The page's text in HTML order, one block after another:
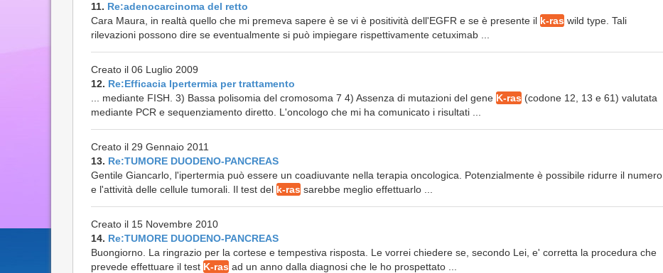
11. Re:adenocarcinoma del retto
Cara Maura, in realtà quello che mi premeva sapere è se vi è positività dell'EGFR e se è presente il k-ras wild type. Tali
rilevazioni possono dire se eventualmente si può impiegare rispettivamente cetuximab ...
Creato il 06 Luglio 2009
12. Re:Efficacia Ipertermia per trattamento
... mediante FISH. 3) Bassa polisomia del cromosoma 7 4) Assenza di mutazioni del gene K-ras (codone 12, 13 e 61) valutata
mediante PCR e sequenziamento diretto. L'oncologo che mi ha comunicato i risultati ...
Creato il 29 Gennaio 2011
13. Re:TUMORE DUODENO-PANCREAS
Gentile Giancarlo, l'ipertermia può essere un coadiuvante nella terapia oncologica. Potenzialmente è possibile ridurre il numero
e l'attività delle cellule tumorali. Il test del k-ras sarebbe meglio effettuarlo ...
Creato il 15 Novembre 2010
14. Re:TUMORE DUODENO-PANCREAS
Buongiorno. La ringrazio per la cortese e tempestiva risposta. Le vorrei chiedere se, secondo Lei, e' corretta la procedura che
prevede effettuare il test K-ras ad un anno dalla diagnosi che le ho prospettato ...